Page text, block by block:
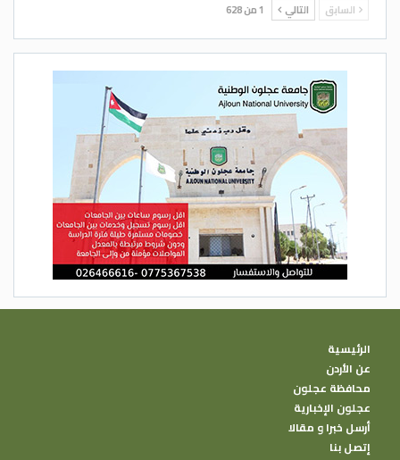
السابق التالي 1 من 628
الرئيسية
عن الأردن
محافظة عجلون
عجلون الإخبارية
أرسل خبرا و مقالا
إتصل بنا